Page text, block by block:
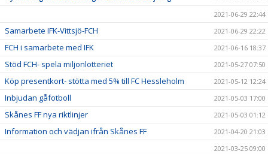
2021-06-29 22:44
Samarbete IFK-Vittsjö-FCH 2021-06-29 22:22
FCH i samarbete med IFK 2021-06-16 18:37
Stöd FCH- spela miljonlotteriet 2021-05-27 07:50
Köp presentkort- stötta med 5% till FC Hessleholm 2021-05-12 12:24
Inbjudan gåfotboll 2021-05-03 17:00
Skånes FF nya riktlinjer 2021-05-03 01:12
Information och vädjan ifrån Skånes FF
2021-04-20 21:03
2021-03-25 09:00